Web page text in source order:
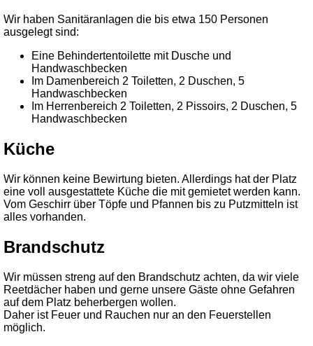
Wir haben Sanitäranlagen die bis etwa 150 Personen
ausgelegt sind:
Eine Behindertentoilette mit Dusche und
Handwaschbecken
Im Damenbereich 2 Toiletten, 2 Duschen, 5
Handwaschbecken
Im Herrenbereich 2 Toiletten, 2 Pissoirs, 2 Duschen, 5
Handwaschbecken
Küche
Wir können keine Bewirtung bieten. Allerdings hat der Platz
eine voll ausgestattete Küche die mit gemietet werden kann.
Vom Geschirr über Töpfe und Pfannen bis zu Putzmitteln ist
alles vorhanden.
Brandschutz
Wir müssen streng auf den Brandschutz achten, da wir viele
Reetdächer haben und gerne unsere Gäste ohne Gefahren
auf dem Platz beherbergen wollen.
Daher ist Feuer und Rauchen nur an den Feuerstellen
möglich.